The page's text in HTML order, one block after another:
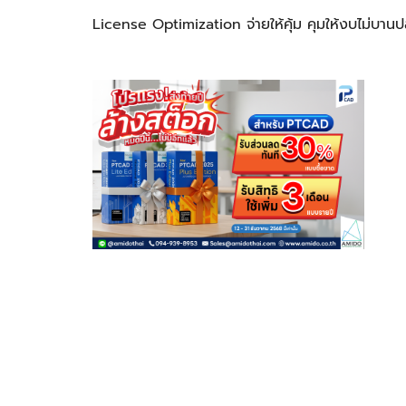
License Optimization จ่ายให้คุ้ม คุมให้งบไม่บาน